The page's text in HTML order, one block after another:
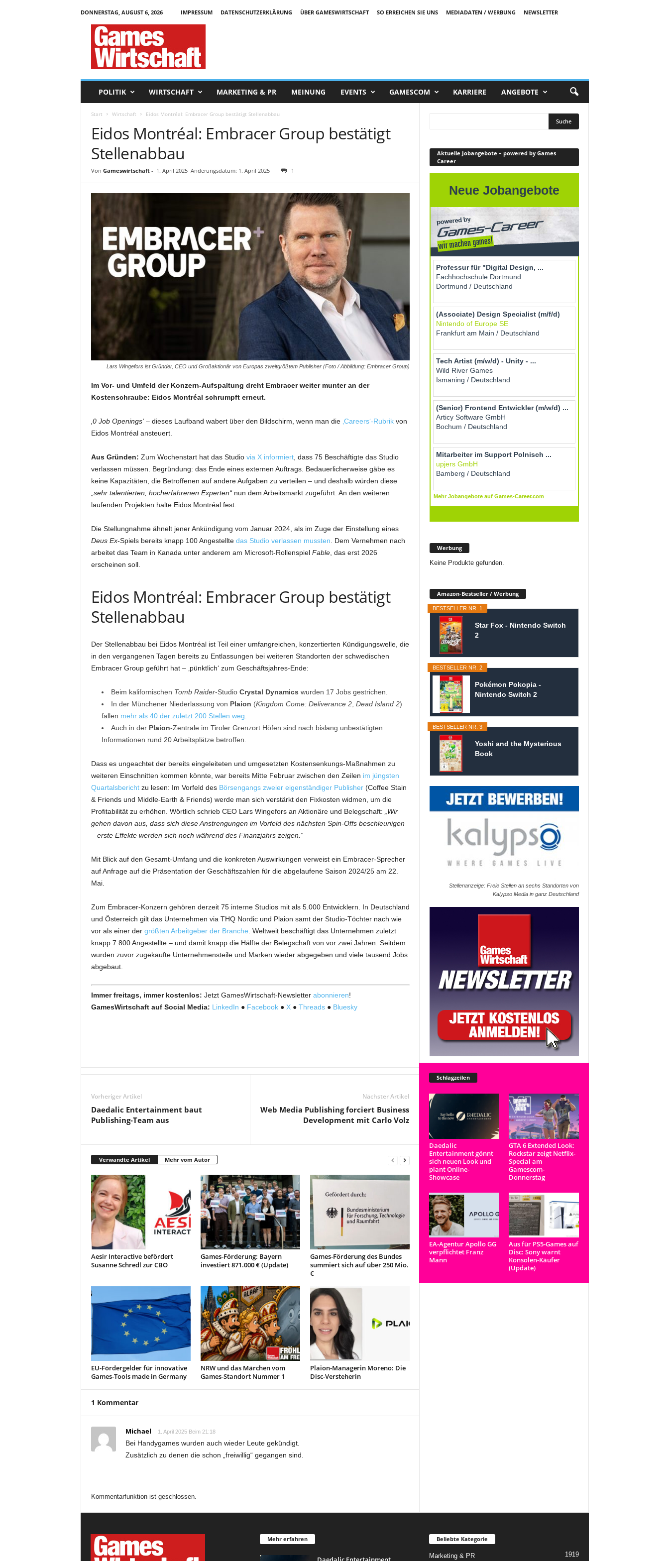
DONNERSTAG, AUGUST 6, 2026 IMPRESSUM DATENSCHUTZERKLÄRUNG ÜBER GAMESWIRTSCHAFT SO ERREICHEN SIE UNS MEDIADATEN / WERBUNG
NEWSLETTER
POLITIK WIRTSCHAFT MARKETING & PR MEINUNG EVENTS GAMESCOM KARRIERE ANGEBOTE
Start Wirtschaft Eidos Montréal: Embracer Group bestätigt Stellenabbau
Eidos Montréal: Embracer Group bestätigt
Stellenabbau
Von Gameswirtschaft- 1. April 2025 Änderungsdatum: 1. April 2025 1
Lars Wingefors ist Gründer, CEO und Großaktionär von Europas zweitgrößtem Publisher (Foto / Abbildung: Embracer Group)
Im Vor- und Umfeld der Konzern-Aufspaltung dreht Embracer weiter munter an der
Kostenschraube: Eidos Montréal schrumpft erneut.
‚0 Job Openings‘– dieses Laufband wabert über den Bildschirm, wenn man die ‚Careers‘-Rubrikvon
Eidos Montréal ansteuert.
Aus Gründen: Zum Wochenstart hat das Studio via X informiert, dass 75 Beschäftigte das Studio
verlassen müssen. Begründung: das Ende eines externen Auftrags. Bedauerlicherweise gäbe es
keine Kapazitäten, die Betroffenen auf andere Aufgaben zu verteilen – und deshalb würden diese
„sehr talentierten, hocherfahrenen Experten“nun dem Arbeitsmarkt zugeführt. An den weiteren
laufenden Projekten halte Eidos Montréal fest.
Die Stellungnahme ähnelt jener Ankündigung vom Januar 2024, als im Zuge der Einstellung eines
Deus Ex-Spiels bereits knapp 100 Angestellte das Studio verlassen mussten . Dem Vernehmen nach
arbeitet das Team in Kanada unter anderem am Microsoft-Rollenspiel Fable, das erst 2026
erscheinen soll.
Eidos Montréal: Embracer Group bestätigt
Stellenabbau
Der Stellenabbau bei Eidos Montréal ist Teil einer umfangreichen, konzertierten Kündigungswelle, die
in den vergangenen Tagen bereits zu Entlassungen bei weiteren Standorten der schwedischen
Embracer Group geführt hat – ‚pünktlich‘ zum Geschäftsjahres-Ende:
Beim kalifornischen Tomb Raider-Studio Crystal Dynamics wurden 17 Jobs gestrichen.
In der Münchener Niederlassung von Plaion (Kingdom Come: Deliverance 2, Dead Island 2)
fallen mehr als 40 der zuletzt 200 Stellen weg
Auch in der Plaion-Zentrale im Tiroler Grenzort Höfen sind nach bislang unbestätigten
Informationen rund 20 Arbeitsplätze betroffen.
Dass es ungeachtet der bereits eingeleiteten und umgesetzten Kostensenkungs-Maßnahmen zu
weiteren Einschnitten kommen könnte, war bereits Mitte Februar zwischen den Zeilen im jüngsten
Quartalsberichtzu lesen: Im Vorfeld des Börsengangs zweier eigenständiger Publisher(Coffee Stain
& Friends und Middle-Earth & Friends) werde man sich verstärkt den Fixkosten widmen, um die
Profitabilität zu erhöhen. Wörtlich schrieb CEO Lars Wingefors an Aktionäre und Belegschaft:
„Wir
gehen davon aus, dass sich diese Anstrengungen im Vorfeld des nächsten Spin-Offs beschleunigen
– erste Effekte werden sich noch während des Finanzjahrs zeigen.“
Mit Blick auf den Gesamt-Umfang und die konkreten Auswirkungen verweist ein Embracer-Sprecher
auf Anfrage auf die Präsentation der Geschäftszahlen für die abgelaufene Saison 2024/25 am 22.
Mai.
Zum Embracer-Konzern gehören derzeit 75 interne Studios mit als 5.000 Entwicklern. In Deutschland
und Österreich gilt das Unternehmen via THQ Nordic und Plaion samt der Studio-Töchter nach wie
vor als einer der größten Arbeitgeber der Branche . Weltweit beschäftigt das Unternehmen zuletzt
knapp 7.800 Angestellte – und damit knapp die Hälfte der Belegschaft von vor zwei Jahren. Seitdem
wurden zuvor zugekaufte Unternehmensteile und Marken wieder abgegeben und viele tausend Jobs
abgebaut.
Immer freitags, immer kostenlos: Jetzt GamesWirtschaft-Newsletter abonnieren!
GamesWirtschaft auf Social Media: LinkedIn ● Facebook● X● Threads● Bluesky
Vorheriger Artikel
Daedalic Entertainment baut
Publishing-Team aus
Nächster Artikel
Web Media Publishing forciert Business
Development mit Carlo Volz
Verwandte Artikel Mehr vom Autor
Aesir Interactive befördert
Susanne Schredl zur CBO
Games-Förderung: Bayern
investiert 871.000 € (Update)
Games-Förderung des Bundes
summiert sich auf über 250 Mio.
€
EU-Fördergelder für innovative
Games-Tools made in Germany
NRW und das Märchen vom
Games-Standort Nummer 1
Plaion-Managerin Moreno: Die
Disc-Versteherin
1 Kommentar
Michael 1. April 2025 Beim 21:18
Bei Handygames wurden auch wieder Leute gekündigt.
Zusätzlich zu denen die schon „freiwillig“ gegangen sind.
Kommentarfunktion ist geschlossen.
Aktuelle Jobangebote – powered by Games
Career
Werbung
Keine Produkte gefunden.
Amazon-Bestseller / Werbung
BESTSELLER NR. 1
Star Fox - Nintendo Switch
2
BESTSELLER NR. 2
Pokémon Pokopia -
Nintendo Switch 2
BESTSELLER NR. 3
Yoshi and the Mysterious
Book
Stellenanzeige: Freie Stellen an sechs Standorten von
Kalypso Media in ganz Deutschland
Schlagzeilen
Daedalic
Entertainment gönnt
sich neuen Look und
plant Online-
Showcase
GTA 6 Extended Look:
Rockstar zeigt Netflix-
Special am
Gamescom-
Donnerstag
EA-Agentur Apollo GG
verpflichtet Franz
Mann
Aus für PS5-Games auf
Disc: Sony warnt
Konsolen-Käufer
(Update)
Mehr erfahren Beliebte Kategorie
Marketing & PR 1919